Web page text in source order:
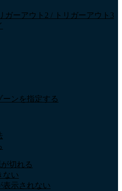
ガーアウト2 / トリガーアウト3
ーンを指定する
切れる
ない
表示されない